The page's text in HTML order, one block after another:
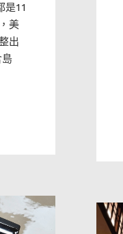
是11
美
出
島